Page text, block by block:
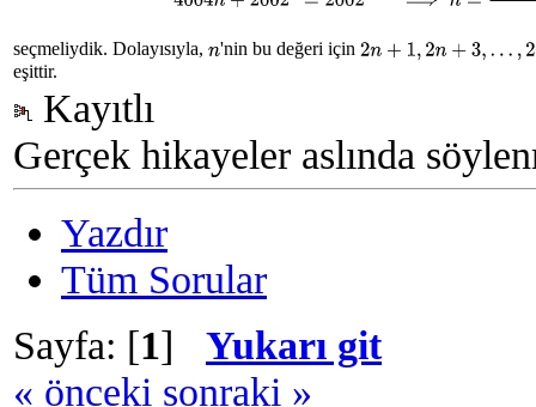
seçmeliydik. Dolayısıyla, n'nin bu değeri için 2n+1, 2n +3, … ,2n +
eşittir.
Kayıtlı
Gerçek hikayeler aslında
Yazdır
Tüm Sorular
Sayfa: [1] Yukarı git
« önceki sonraki »